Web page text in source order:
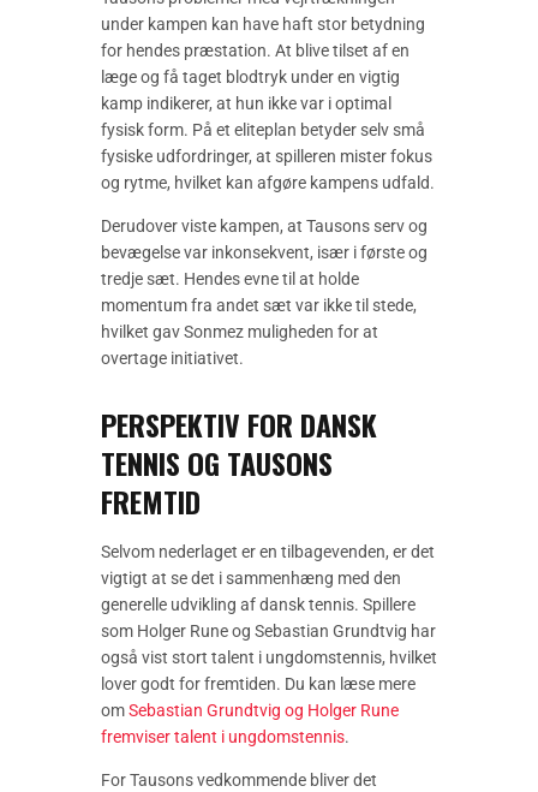
under kampen kan have haft stor betydning
for hendes præstation. At blive tilset af en
læge og få taget blodtryk under en vigtig
kamp indikerer, at hun ikke var i optimal
fysisk form. På et eliteplan betyder selv små
fysiske udfordringer, at spilleren mister fokus
og rytme, hvilket kan afgøre kampens udfald.
Derudover viste kampen, at Tausons serv og
bevægelse var inkonsekvent, især i første og
tredje sæt. Hendes evne til at holde
momentum fra andet sæt var ikke til stede,
hvilket gav Sonmez muligheden for at
overtage initiativet.
PERSPEKTIV FOR DANSK
TENNIS OG TAUSONS
FREMTID
Selvom nederlaget er en tilbagevenden, er det
vigtigt at se det i sammenhæng med den
generelle udvikling af dansk tennis. Spillere
som Holger Rune og Sebastian Grundtvig har
også vist stort talent i ungdomstennis, hvilket
lover godt for fremtiden. Du kan læse mere
omSebastian Grundtvig og Holger Rune
fremviser talent i ungdomstennis.
For Tausons vedkommende bliver det